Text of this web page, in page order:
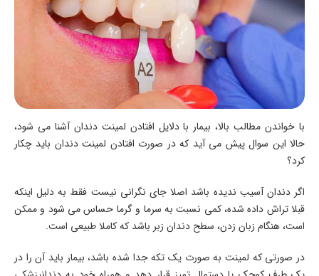
با خواندن مطالب بالا، بیمار با دلایل افتادن لمینت دندان آشنا می شود،
حالا این سوال پیش می آید که در صورت افتادن لمینت دندان باید چکار
کرد؟
اگر دندان آسیب ندیده باشد اصلا جای نگرانی نیست فقط به دلیل اینکه
قبلا تراش داده شده، کمی نسبت به سرما و گرما حساس می شود و ممکن
است، هنگام زبان زدن، سطح دندان زبر باشد که کاملا طبیعی است.
در صورتی که لمینت به صورت یک تکه جدا شده باشد، بیمار باید آن را در